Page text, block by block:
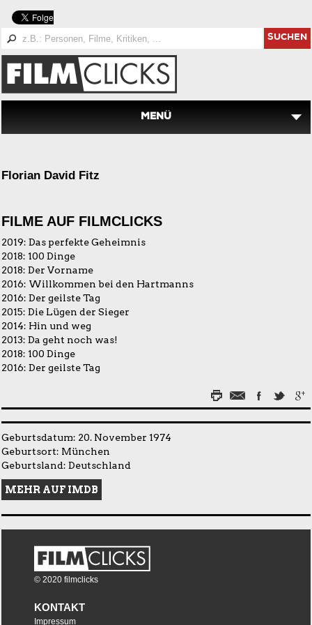
SUCHEN
MENÜ
Florian David Fitz
FILME AUF FILMCLICKS
2019: Das perfekte Geheimnis
2018: 100 Dinge
2018: Der Vorname
2016: Willkommen bei den Hartmanns
2016: Der geilste Tag
2015: Die Lügen der Sieger
2014: Hin und weg
2013: Da geht noch was!
2018: 100 Dinge
2016: Der geilste Tag
Geburtsdatum: 20. November 1974
Geburtsort: München
Geburtsland: Deutschland
MEHR AUF IMDB
© 2020 filmclicks
KONTAKT
Impressum